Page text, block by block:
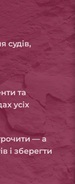
судів,
та
усіх
— а
і зберегти